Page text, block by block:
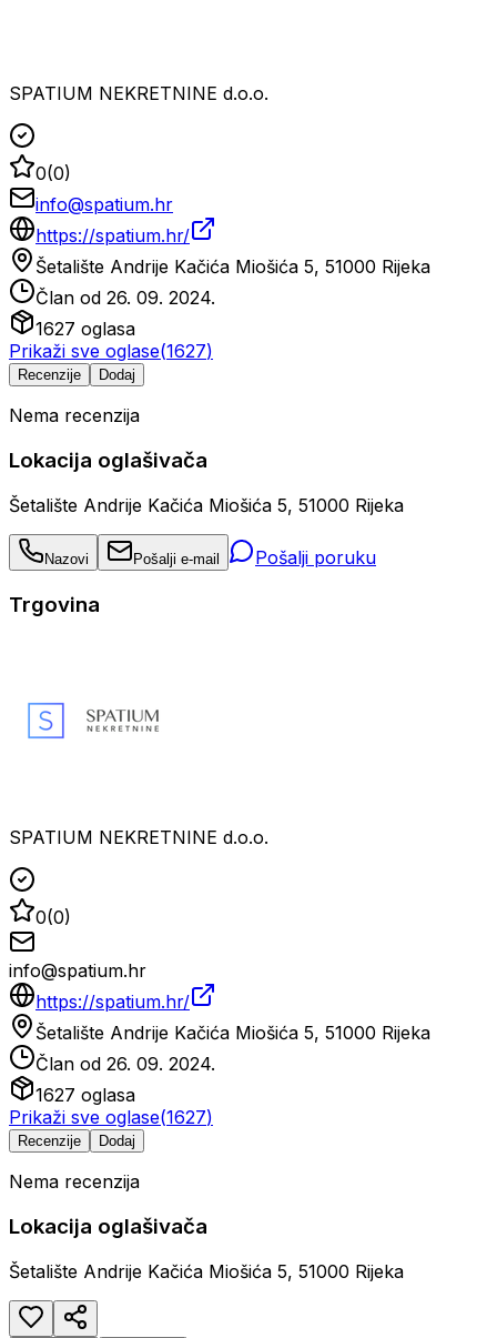
SPATIUM NEKRETNINE d.o.o.
0(0)
info@spatium.hr
https://spatium.hr/
Šetalište Andrije Kačića Miošića 5, 51000 Rijeka
Član od 26. 09. 2024.
1627 oglasa
Prikaži sve oglase(1627)
Recenzije Dodaj
Nema recenzija
Lokacija oglašivača
Šetalište Andrije Kačića Miošića 5, 51000 Rijeka
Nazovi Pošalji e-mail Pošalji poruku
Trgovina
SPATIUM NEKRETNINE d.o.o.
0(0)
info@spatium.hr
https://spatium.hr/
Šetalište Andrije Kačića Miošića 5, 51000 Rijeka
Član od 26. 09. 2024.
1627 oglasa
Prikaži sve oglase(1627)
Recenzije Dodaj
Nema recenzija
Lokacija oglašivača
Šetalište Andrije Kačića Miošića 5, 51000 Rijeka